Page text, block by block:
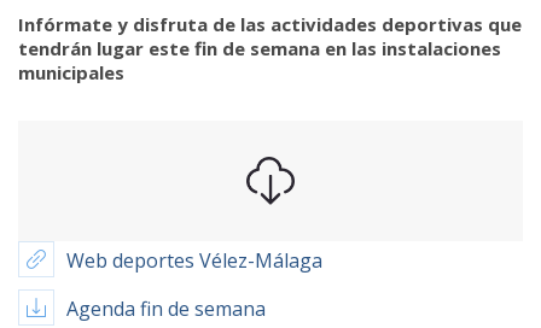
Infórmate y disfruta de las actividades deportivas que
tendrán lugar este fin de semana en las instalaciones
municipales
Web deportes Vélez-Málaga
Agenda fin de semana